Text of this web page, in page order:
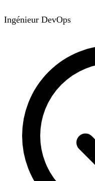
Ingénieur DevOps